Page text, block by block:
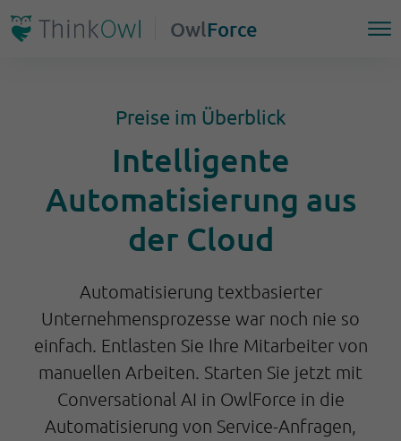
OwlForce
Preise im Überblick
Intelligente
Automatisierung aus
der Cloud
Automatisierung textbasierter
Unternehmensprozesse war noch nie so
einfach. Entlasten Sie Ihre Mitarbeiter von
manuellen Arbeiten. Starten Sie jetzt mit
Conversational AI in OwlForce in die
Automatisierung von Service-Anfragen,